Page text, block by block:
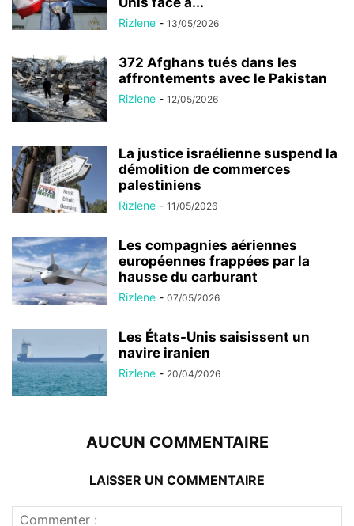
Rizlene - 13/05/2026
372 Afghans tués dans les
affrontements avec le Pakistan
Rizlene - 12/05/2026
La justice israélienne suspend la
démolition de commerces
palestiniens
Rizlene - 11/05/2026
Les compagnies aériennes
européennes frappées par la
hausse du carburant
Rizlene - 07/05/2026
Les États-Unis saisissent un
navire iranien
Rizlene - 20/04/2026
AUCUN COMMENTAIRE
LAISSER UN COMMENTAIRE